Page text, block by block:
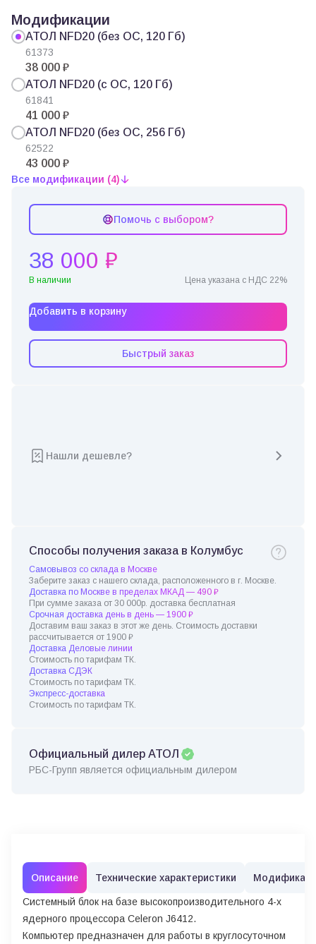
Модификации
АТОЛ NFD20 (без ОС, 120 Гб)
61373
38 000 ₽
АТОЛ NFD20 (с ОС, 120 Гб)
61841
41 000 ₽
АТОЛ NFD20 (без ОС, 256 Гб)
62522
43 000 ₽
Все модификации (4)
Помочь с выбором?
38 000 ₽
В наличии Цена указана с НДС 22%
Добавить в корзину
Быстрый заказ
Нашли дешевле?
Способы получения заказа в Колумбус
Самовывоз со склада в Москве
Заберите заказ с нашего склада, расположенного в г. Москве.
Доставка по Москве в пределах МКАД — 490 ₽
При сумме заказа от 30 000р. доставка бесплатная
Срочная доставка день в день — 1900 ₽
Доставим ваш заказ в этот же день. Стоимость доставки
рассчитывается от 1900 ₽
Доставка Деловые линии
Стоимость по тарифам ТК.
Доставка СДЭК
Стоимость по тарифам ТК.
Экспресс-доставка
Стоимость по тарифам ТК.
Официальный дилер АТОЛ
РБС-Групп является официальным дилером
Описание Технические характеристики
Системный блок на базе высокопроизводительного 4-х
ядерного процессора Celeron J6412.
Компьютер предназначен для работы в круглосуточном